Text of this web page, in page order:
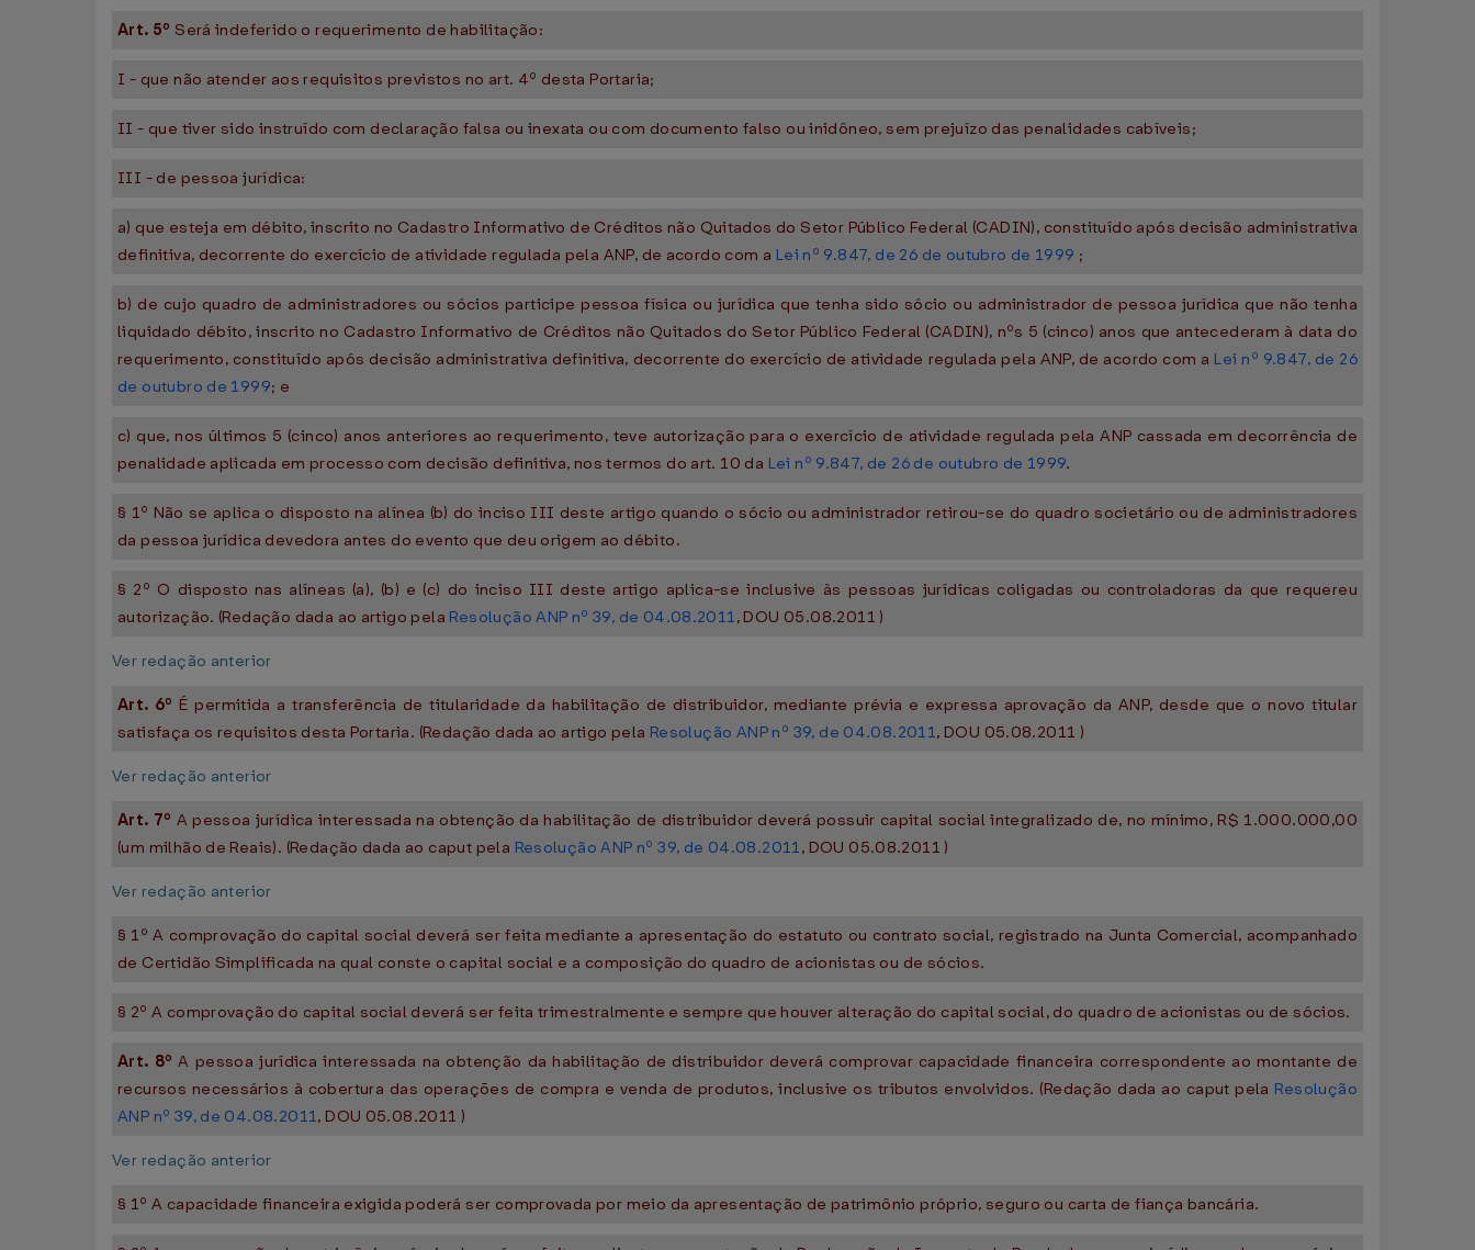
Art. 5º Será indeferido o requerimento de habilitação:
I - que não atender aos requisitos previstos no art. 4º desta Portaria;
II - que tiver sido instruído com declaração falsa ou inexata ou com documento falso ou inidôneo, sem prejuízo das penalidades cabíveis;
III - de pessoa jurídica:
a) que esteja em débito, inscrito no Cadastro Informativo de Créditos não Quitados do Setor Público Federal (CADIN), constituído após decisão administrativa
definitiva, decorrente do exercício de atividade regulada pela ANP, de acordo com a Lei nº 9.847, de 26 de outubro de 1999 ;
b) de cujo quadro de administradores ou sócios participe pessoa física ou jurídica que tenha sido sócio ou administrador de pessoa jurídica que não tenha
liquidado débito, inscrito no Cadastro Informativo de Créditos não Quitados do Setor Público Federal (CADIN), nºs 5 (cinco) anos que antecederam à data do
requerimento, constituído após decisão administrativa definitiva, decorrente do exercício de atividade regulada pela ANP, de acordo com a Lei nº 9.847, de 26
de outubro de 1999; e
c) que, nos últimos 5 (cinco) anos anteriores ao requerimento, teve autorização para o exercício de atividade regulada pela ANP cassada em decorrência de
penalidade aplicada em processo com decisão definitiva, nos termos do art. 10 da Lei nº 9.847, de 26 de outubro de 1999.
§ 1º Não se aplica o disposto na alínea (b) do inciso III deste artigo quando o sócio ou administrador retirou-se do quadro societário ou de administradores
da pessoa jurídica devedora antes do evento que deu origem ao débito.
§ 2º O disposto nas alíneas (a), (b) e (c) do inciso III deste artigo aplica-se inclusive às pessoas jurídicas coligadas ou controladoras da que requereu
autorização. (Redação dada ao artigo pela Resolução ANP nº 39, de 04.08.2011, DOU 05.08.2011 )
Ver redação anterior
Art. 6º É permitida a transferência de titularidade da habilitação de distribuidor, mediante prévia e expressa aprovação da ANP, desde que o novo titular
satisfaça os requisitos desta Portaria. (Redação dada ao artigo pela Resolução ANP nº 39, de 04.08.2011, DOU 05.08.2011 )
Ver redação anterior
Art. 7º A pessoa jurídica interessada na obtenção da habilitação de distribuidor deverá possuir capital social integralizado de, no mínimo, R$ 1.000.000,00
(um milhão de Reais). (Redação dada ao caput pela Resolução ANP nº 39, de 04.08.2011, DOU 05.08.2011 )
Ver redação anterior
§ 1º A comprovação do capital social deverá ser feita mediante a apresentação do estatuto ou contrato social, registrado na Junta Comercial, acompanhado
de Certidão Simplificada na qual conste o capital social e a composição do quadro de acionistas ou de sócios.
§ 2º A comprovação do capital social deverá ser feita trimestralmente e sempre que houver alteração do capital social, do quadro de acionistas ou de sócios.
Art. 8ºA pessoa jurídica interessada na obtenção da habilitação de distribuidor deverá comprovar capacidade financeira correspondente ao montante de
recursos necessários à cobertura das operações de compra e venda de produtos, inclusive os tributos envolvidos. (Redação dada ao caput pela Resolução
ANP nº 39, de 04.08.2011, DOU 05.08.2011 )
Ver redação anterior
§ 1º A capacidade financeira exigida poderá ser comprovada por meio da apresentação de patrimônio próprio, seguro ou carta de fiança bancária.